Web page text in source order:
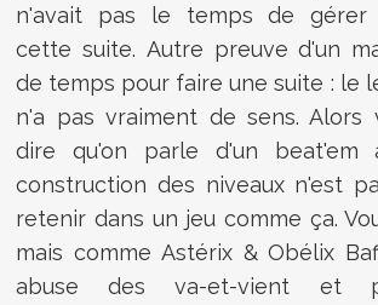
n'avait pas le temps de gérer
cette suite. Autre preuve d'un
de temps pour faire une suite : le
n'a pas vraiment de sens. Alors
dire qu'on parle d'un
construction des niveaux n'est
retenir dans un jeu comme ça.
mais comme Astérix & Obélix
abuse des va-et-vient et